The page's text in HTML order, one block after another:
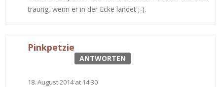
traurig, wenn er in der Ecke landet ;-).
Pinkpetzie
ANTWORTEN
18. August 2014 at 14:30